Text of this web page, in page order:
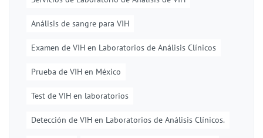
Análisis de sangre para VIH
Examen de VIH en Laboratorios de Análisis Clínicos
Prueba de VIH en México
Test de VIH en laboratorios
Detección de VIH en Laboratorios de Análisis Clínicos.